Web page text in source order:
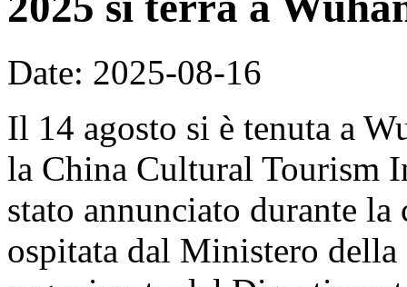
Date: 2025-08-16
Il 14 agosto si è tenuta a
la China Cultural Tourism
stato annunciato durante
ospitata dal Ministero